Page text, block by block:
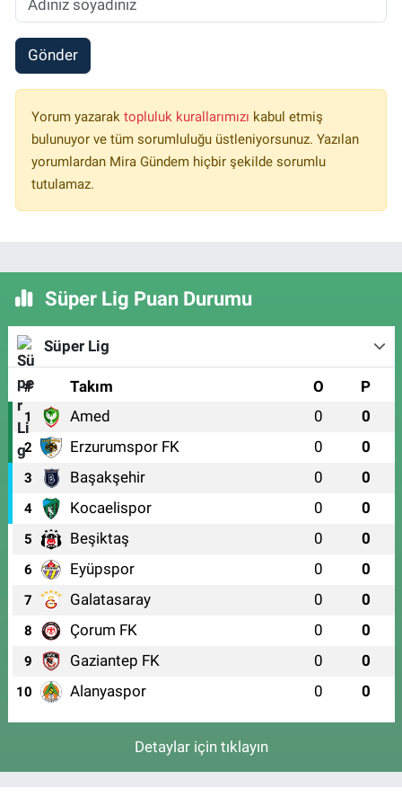
Gönder
Yorum yazarak topluluk kurallarımızı kabul etmiş
bulunuyor ve tüm sorumluluğu üstleniyorsunuz. Yazılan
yorumlardan Mira Gündem hiçbir şekilde sorumlu
tutulamaz.
Süper Lig Puan Durumu
Süper Lig
# Takım O P
1 Amed 0 0
2 Erzurumspor FK 0 0
3 Başakşehir 0 0
4 Kocaelispor 0 0
5 Beşiktaş 0 0
6 Eyüpspor 0 0
7 Galatasaray 0 0
8 Çorum FK 0 0
9 Gaziantep FK 0 0
10 Alanyaspor 0 0
Detaylar için tıklayın